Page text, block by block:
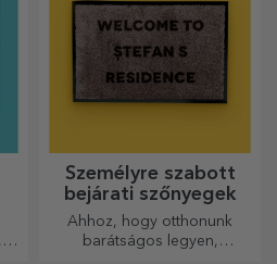
Személyre szabott
bejárati szőnyegek
Ahhoz, hogy otthonunk
barátságos legyen,